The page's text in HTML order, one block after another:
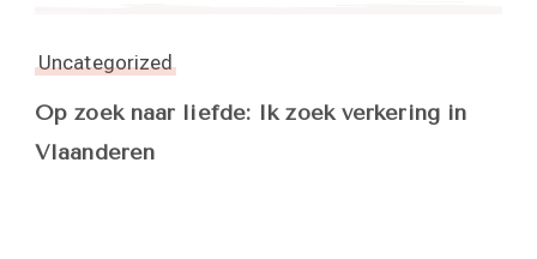
Uncategorized
Op zoek naar liefde: Ik zoek verkering in
Vlaanderen